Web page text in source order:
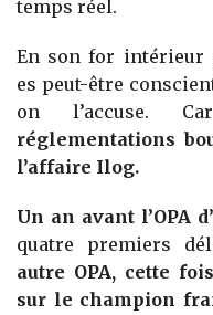
temps réel.
En son for intérieur
es peut-être
on l’accuse.
réglementations
l’affaire Ilog.
Un an avant l’OPA
quatre premiers
autre OPA, cette
sur le champion